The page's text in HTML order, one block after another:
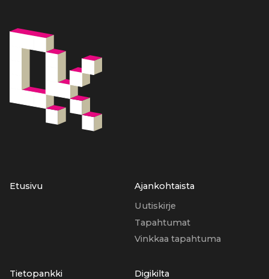
Etusivu
Ajankohtaista
Uutiskirje
Tapahtumat
Vinkkaa tapahtuma
Tietopankki
Digikilta